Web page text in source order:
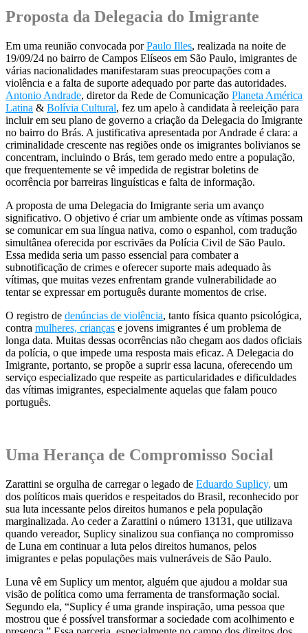
Proposta da Delegacia do Imigrante
Em uma reunião convocada porPaulo Illes, realizada na noite de
19/09/24 no bairro de Campos Elíseos em São Paulo, imigrantes de
várias nacionalidades manifestaram suas preocupações com a
violência e a falta de suporte adequado por parte das autoridades.
Antonio Andrade, diretor da Rede de Comunicação Planeta América
Latina & Bolívia Cultural, fez um apelo à candidata à reeleição para
incluir em seu plano de governo a criação da Delegacia do Imigrante
no bairro do Brás. A justificativa apresentada por Andrade é clara: a
criminalidade crescente nas regiões onde os imigrantes bolivianos se
concentram, incluindo o Brás, tem gerado medo entre a população,
que frequentemente se vê impedida de registrar boletins de
ocorrência por barreiras linguísticas e falta de informação.
A proposta de uma Delegacia do Imigrante seria um avanço
significativo. O objetivo é criar um ambiente onde as vítimas possam
se comunicar em sua língua nativa, como o espanhol, com tradução
simultânea oferecida por escrivães da Polícia Civil de São Paulo.
Essa medida seria um passo essencial para combater a
subnotificação de crimes e oferecer suporte mais adequado às
vítimas, que muitas vezes enfrentam grande vulnerabilidade ao
tentar se expressar em português durante momentos de crise.
O registro de denúncias de violência, tanto física quanto psicológica,
contra mulheres, crianças e jovens imigrantes é um problema de
longa data. Muitas dessas ocorrências não chegam aos dados oficiais
da polícia, o que impede uma resposta mais eficaz. A Delegacia do
Imigrante, portanto, se propõe a suprir essa lacuna, oferecendo um
serviço especializado que respeite as particularidades e dificuldades
das vítimas imigrantes, especialmente aquelas que falam pouco
português.
Uma Herança de Compromisso Social
Zarattini se orgulha de carregar o legado de Eduardo Suplicy, um
dos políticos mais queridos e respeitados do Brasil, reconhecido por
sua luta incessante pelos direitos humanos e pela população
marginalizada. Ao ceder a Zarattini o número 13131, que utilizava
quando vereador, Suplicy sinalizou sua confiança no compromisso
de Luna em continuar a luta pelos direitos humanos, pelos
imigrantes e pelas populações mais vulneráveis de São Paulo.
Luna vê em Suplicy um mentor, alguém que ajudou a moldar sua
visão de política como uma ferramenta de transformação social.
Segundo ela, “Suplicy é uma grande inspiração, uma pessoa que
mostrou que é possível transformar a sociedade com acolhimento e